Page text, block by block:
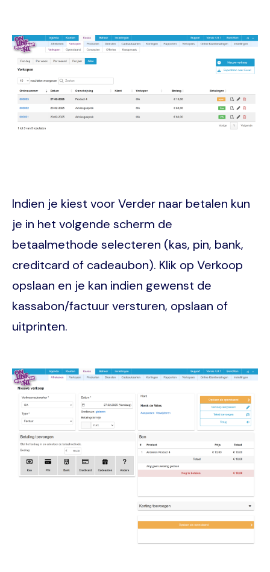
Image
Indien je kiest voor Verder naar betalen kun
je in het volgende scherm de
betaalmethode selecteren (kas, pin, bank,
creditcard of cadeaubon). Klik op Verkoop
opslaan en je kan indien gewenst de
kassabon/factuur versturen, opslaan of
uitprinten.
Image